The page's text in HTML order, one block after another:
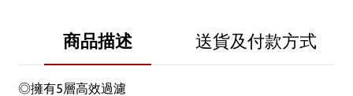
商品描述 送貨及付款方式
◎擁有5層高效過濾